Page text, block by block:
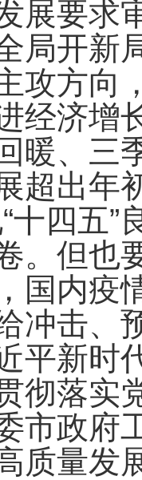
展要求
局开新
攻方向
经济增
暖、三
超出年
十四五
。但也
国内疫
冲击、
平新时
彻落实
市政府
质量发